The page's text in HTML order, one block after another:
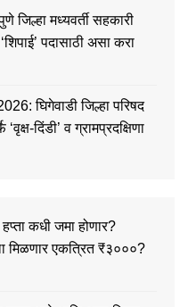
मध्यवर्ती सहकारी
पदासाठी असा करा
घिगेवाडी जिल्हा परिषद
दिंडी’ व ग्रामप्रदक्षिणा
कधी जमा होणार?
मिळणार एकत्रित ₹३०००?